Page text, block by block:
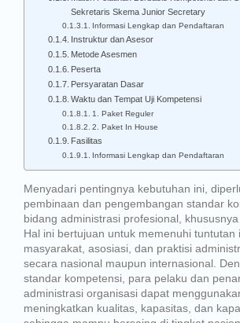
Sekretaris Skema Junior Secretary
Informasi Lengkap dan Pendaftaran
Instruktur dan Asesor
Metode Asesmen
Peserta
Persyaratan Dasar
Waktu dan Tempat Uji Kompetensi
1. Paket Reguler
2. Paket In House
Fasilitas
Informasi Lengkap dan Pendaftaran
Menyadari pentingnya kebutuhan ini,
pembinaan dan pengembangan standar
bidang administrasi profesional,
Hal ini bertujuan untuk memenuhi tuntutan
masyarakat, asosiasi, dan praktisi
secara nasional maupun internasional.
standar kompetensi, para pelaku dan
administrasi organisasi dapat
meningkatkan kualitas, kapasitas, dan